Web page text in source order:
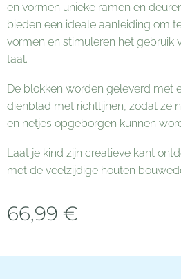
en vormen unieke ramen en
bieden een ideale aanleiding om
vormen en stimuleren het gebruik
taal.
De blokken worden geleverd met
dienblad met richtlijnen, zodat ze
en netjes opgeborgen kunnen
Laat je kind zijn creatieve kant
met de veelzijdige houten
66,99 €